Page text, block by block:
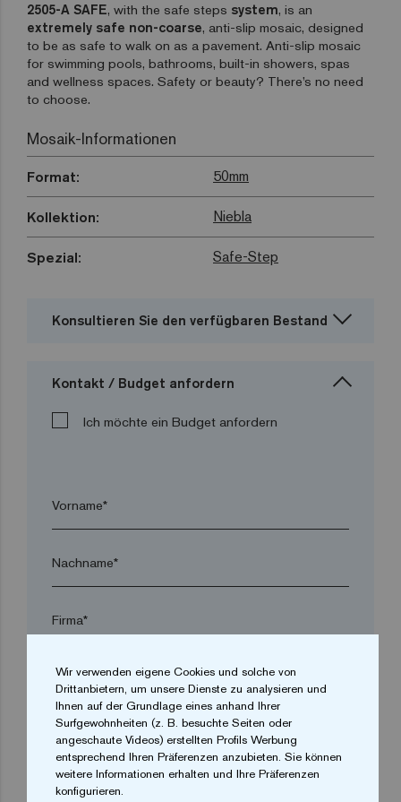
2505-A SAFE, with the safe steps system, is an
extremely safe non-coarse, anti-slip mosaic, designed
to be as safe to walk on as a pavement. Anti-slip mosaic
for swimming pools, bathrooms, built-in showers, spas
and wellness spaces. Safety or beauty? There’s no need
to choose.
Mosaik-Informationen
Format: 50mm
Kollektion: Niebla
Spezial: Safe-Step
Konsultieren Sie den verfügbaren Bestand
Kontakt / Budget anfordern
Ich möchte ein Budget anfordern
Vorname*
Nachname*
Firma*
Ort*
Postleitzahl*
Wir verwenden eigene Cookies und solche von
Drittanbietern, um unsere Dienste zu analysieren und
Ihnen auf der Grundlage eines anhand Ihrer
Surfgewohnheiten (z. B. besuchte Seiten oder
angeschaute Videos) erstellten Profils Werbung
entsprechend Ihren Präferenzen anzubieten. Sie können
weitere Informationen erhalten und Ihre Präferenzen
konfigurieren.